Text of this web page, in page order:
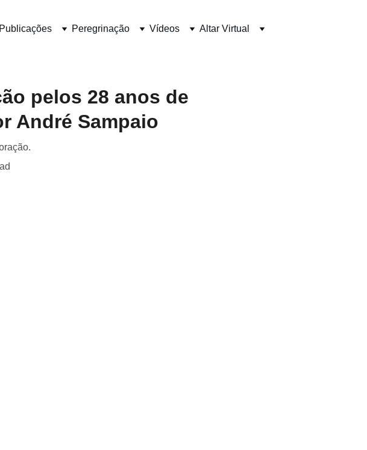
Publicações Peregrinação Vídeos Altar Virtual
pelos 28 anos de
André Sampaio